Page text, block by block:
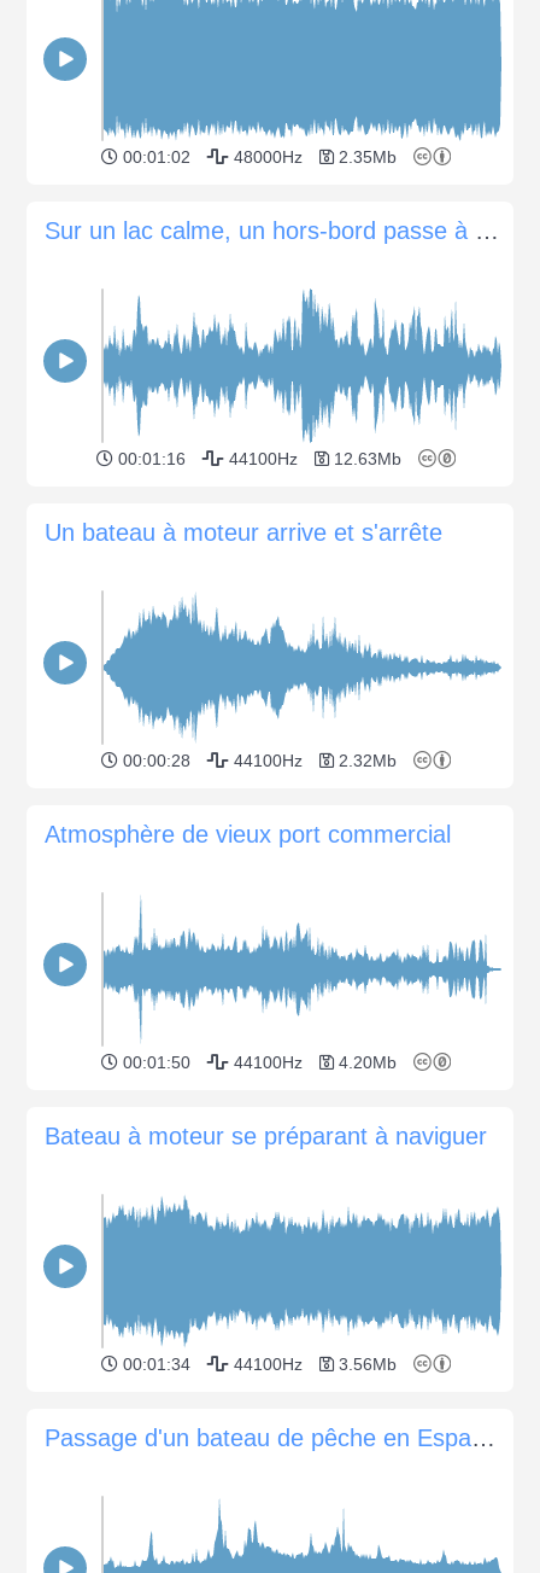
00:01:02 48000Hz 2.35Mb
Sur un lac calme, un hors-bord passe à droite
00:01:16 44100Hz 12.63Mb
Un bateau à moteur arrive et s'arrête
00:00:28 44100Hz 2.32Mb
Atmosphère de vieux port commercial
00:01:50 44100Hz 4.20Mb
Bateau à moteur se préparant à naviguer
00:01:34 44100Hz 3.56Mb
Passage d'un bateau de pêche en Espagne